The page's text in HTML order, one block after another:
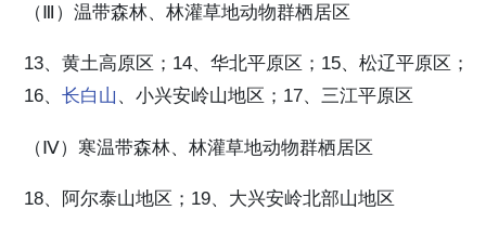
（Ⅲ）温带森林、林灌草地动物群栖居区
13、黄土高原区；14、华北平原区；15、松辽平原区；
16、 长白山 、小兴安岭山地区；17、三江平原区
（Ⅳ）寒温带森林、林灌草地动物群栖居区
18、阿尔泰山地区；19、大兴安岭北部山地区